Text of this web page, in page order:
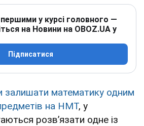
у курсі головного —
на Новини на OBOZ.UA у
Підписатися
залишати математику одним
на НМТ, у
розв’язати одне із